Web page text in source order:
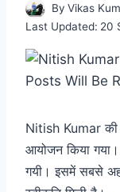
By Vikas
Last Updated: 20
Nitish Kumar की
आयोजन किया
गयी। इसमें सबसे